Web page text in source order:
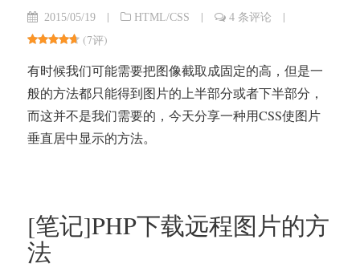
2015/05/19 | HTML/CSS | 4 条评论
|
(7评)
有时候我们可能需要把图像截取成固定的高，但是一
般的方法都只能得到图片的上半部分或者下半部分，
而这并不是我们需要的，今天分享一种用CSS使图片
垂直居中显示的方法。
[笔记]PHP下载远程图片的方
法